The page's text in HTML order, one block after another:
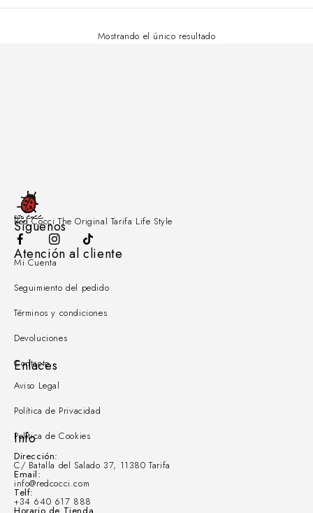
Mostrando el único resultado
Red Cocci The Original Tarifa Life Style
Síguenos
Atención al cliente
Mi Cuenta
Seguimiento del pedido
Términos y condiciones
Devoluciones
Contacto
Enlaces
Aviso Legal
Política de Privacidad
Política de Cookies
Info
Dirección:
C/ Batalla del Salado 37, 11380 Tarifa
Email:
info@redcocci.com
Telf:
+34 640 617 888
Horario de Tienda